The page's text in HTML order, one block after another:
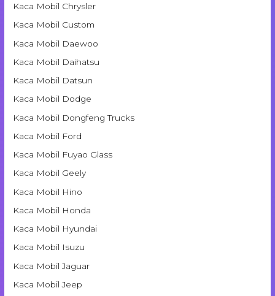
Kaca Mobil Chrysler
Kaca Mobil Custom
Kaca Mobil Daewoo
Kaca Mobil Daihatsu
Kaca Mobil Datsun
Kaca Mobil Dodge
Kaca Mobil Dongfeng Trucks
Kaca Mobil Ford
Kaca Mobil Fuyao Glass
Kaca Mobil Geely
Kaca Mobil Hino
Kaca Mobil Honda
Kaca Mobil Hyundai
Kaca Mobil Isuzu
Kaca Mobil Jaguar
Kaca Mobil Jeep